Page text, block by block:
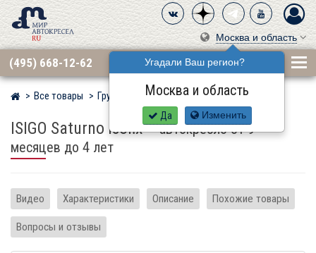
Москва и область
Угадали Ваш регион?
Москва и область
Да Изменить
(495) 668-12-62
Мир детских автокресел
Все товары Группа 1 (9–18 кг) ISIGO
ISIGO Saturno Isofix–автокресло от 9
месяцев до 4 лет
Видео Характеристики Описание Похожие товары
Вопросы и отзывы